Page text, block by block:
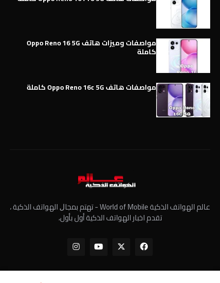
مواصفات وميزات هاتف Oppo Reno 16 5G
كاملة
مواصفات هاتف Oppo Reno 16c 5G كاملة
عالم الهواتف الذكية World of Mobile - ﺗﻬﺘﻢ ﺑﻤﺠﺎﻝ الهواتف الذكية ،
تقدم اخبار الهواتف الذكية أول بأول،